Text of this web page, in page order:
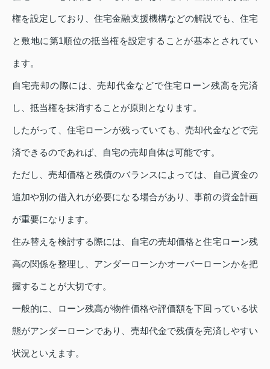
権を設定しており、住宅金融支援機構などの解説でも、住宅
と敷地に第1順位の抵当権を設定することが基本とされてい
ます。
自宅売却の際には、売却代金などで住宅ローン残高を完済
し、抵当権を抹消することが原則となります。
したがって、住宅ローンが残っていても、売却代金などで完
済できるのであれば、自宅の売却自体は可能です。
ただし、売却価格と残債のバランスによっては、自己資金の
追加や別の借入れが必要になる場合があり、事前の資金計画
が重要になります。
住み替えを検討する際には、自宅の売却価格と住宅ローン残
高の関係を整理し、アンダーローンかオーバーローンかを把
握することが大切です。
一般的に、ローン残高が物件価格や評価額を下回っている状
態がアンダーローンであり、売却代金で残債を完済しやすい
状況といえます。